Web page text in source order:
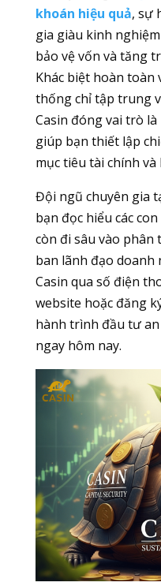
khoán hiệu quả, sự
gia giàu kinh
bảo vệ vốn và tăng
Khác biệt hoàn toàn
thống chỉ tập trung
Casin đóng vai trò
giúp bạn thiết lập
mục tiêu tài chính
Đội ngũ chuyên gia
bạn đọc hiểu các
còn đi sâu vào phân
ban lãnh đạo doanh
Casin qua số điện
website hoặc đăng
hành trình đầu tư
ngay hôm nay.